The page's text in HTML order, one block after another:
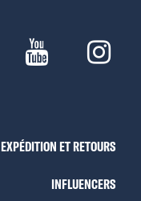
EXPÉDITION ET RETOURS
INFLUENCERS